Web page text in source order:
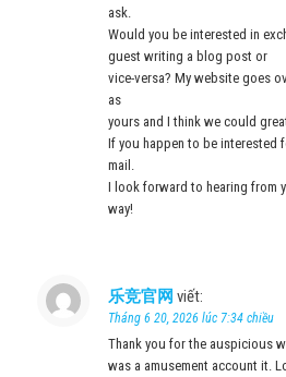
ask.
Would you be interested in
guest writing a blog post or
vice-versa? My website goes
as
yours and I think we could
If you happen to be interested
mail.
I look forward to hearing from
way!
乐竞官网 viết:
Tháng 6 20, 2026 lúc 7:34 chiều
Thank you for the auspicious
was a amusement account it.